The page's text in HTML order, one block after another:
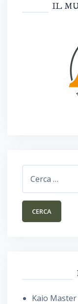
IL
Kaio